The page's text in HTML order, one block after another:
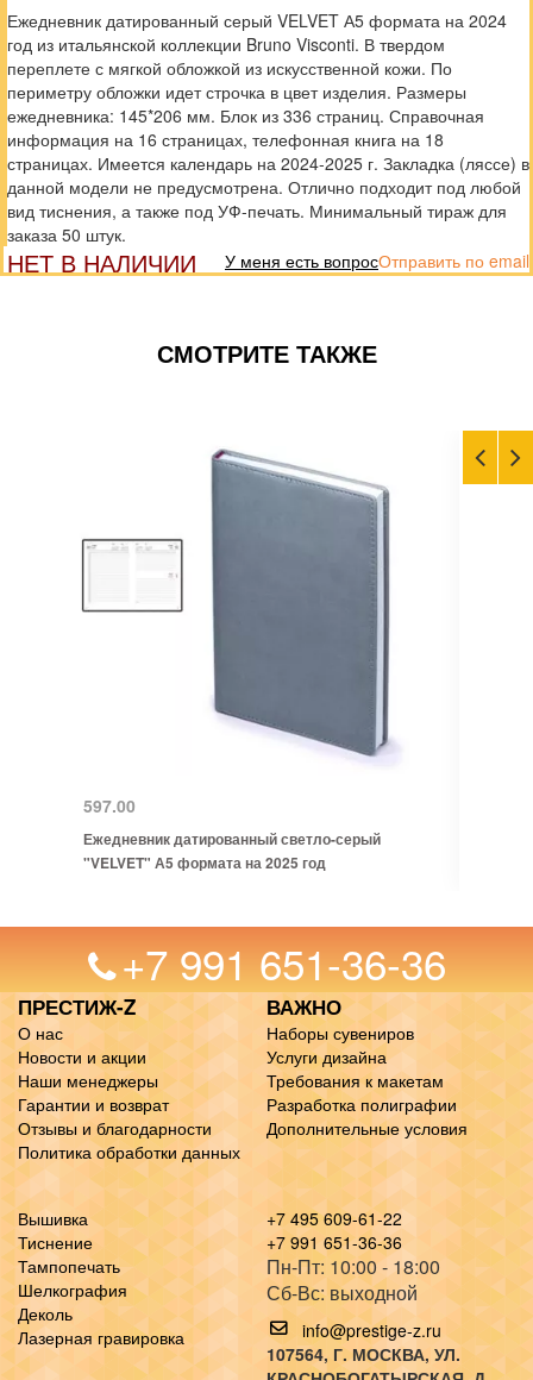
Ежедневник датированный серый VELVET А5 формата на 2024
год из итальянской коллекции Bruno Visconti. В твердом
переплете с мягкой обложкой из искусственной кожи. По
периметру обложки идет строчка в цвет изделия. Размеры
ежедневника: 145*206 мм. Блок из 336 страниц. Справочная
информация на 16 страницах, телефонная книга на 18
страницах. Имеется календарь на 2024-2025 г. Закладка (ляссе) в
данной модели не предусмотрена. Отлично подходит под любой
вид тиснения, а также под УФ-печать. Минимальный тираж для
заказа 50 штук.
НЕТ В НАЛИЧИИ Отправить по email
У меня есть вопрос
СМОТРИТЕ ТАКЖЕ
597.00
Ежедневник датированный светло-серый
"VELVET" А5 формата на 2025 год
+7 991 651-36-36
ПРЕСТИЖ-Z
О нас
Новости и акции
Наши менеджеры
Гарантии и возврат
Отзывы и благодарности
Политика обработки данных
ВАЖНО
Наборы сувениров
Услуги дизайна
Требования к макетам
Разработка полиграфии
Дополнительные условия
Вышивка
Тиснение
Тампопечать
Шелкография
Деколь
Лазерная гравировка
+7 495 609-61-22
+7 991 651-36-36
Пн-Пт: 10:00 - 18:00
Сб-Вс: выходной
info@prestige-z.ru
107564, Г. МОСКВА, УЛ.